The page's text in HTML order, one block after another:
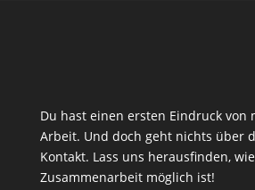
Du hast einen ersten Eindruck von
Arbeit. Und doch geht nichts über
Kontakt. Lass uns herausfinden,
Zusammenarbeit möglich ist!